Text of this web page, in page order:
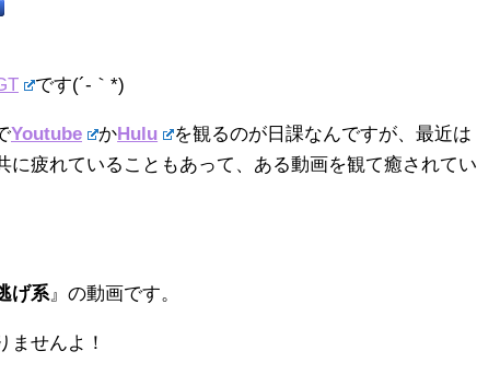
です(´-｀*)
Youtube かHulu
を観るのが日課なんですが、最近は
に疲れていることもあって、ある動画を観て癒されてい
げ系 』の動画です。
ませんよ！